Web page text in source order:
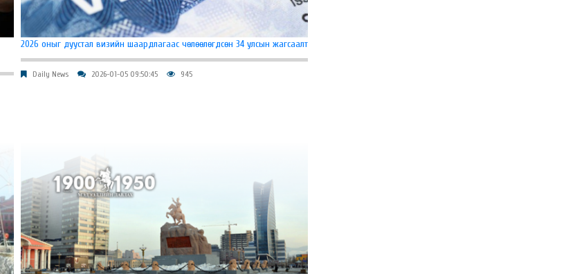
2026 оныг дуустал визийн шаардлагаас чөлөөлөгдсөн 34 улсын жагсаалт
Daily News 2026-01-05 09:50:45 945